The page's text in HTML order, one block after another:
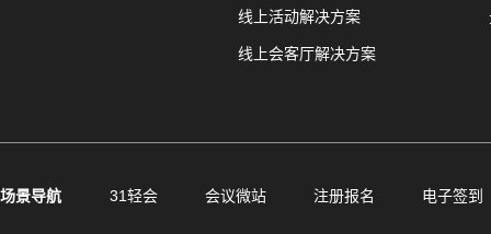
线上活动解决方案
线上会客厅解决方案
场景导航 31轻会 会议微站 注册报名 电子签到